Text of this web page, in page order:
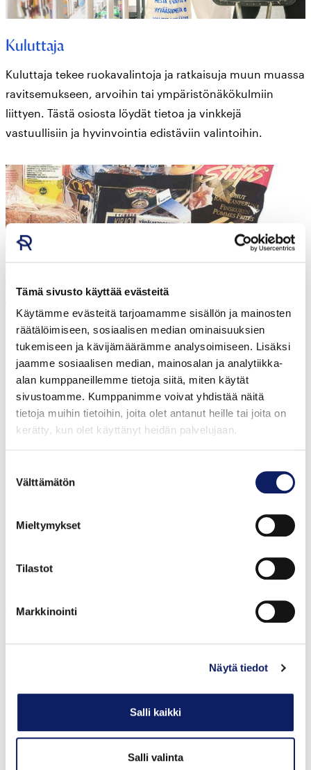
Tämä sivusto käyttää evästeitä
Käytämme evästeitä tarjoamamme sisällön ja mainosten
räätälöimiseen, sosiaalisen median ominaisuuksien
tukemiseen ja kävijämäärämme analysoimiseen. Lisäksi
jaamme sosiaalisen median, mainosalan ja analytiikka-
alan kumppaneillemme tietoja siitä, miten käytät
sivustoamme. Kumppanimme voivat yhdistää näitä
tietoja muihin tietoihin, joita olet antanut heille tai joita on
kerätty, kun olet käyttänyt heidän palvelujaan.
valinta
Välttämätön
Mieltymykset
Tilastot
Markkinointi
Näytä tiedot
Salli kaikki
Salli valinta
Kuluttaja
Kuluttaja tekee ruokavalintoja ja ratkaisuja muun muassa
ravitsemukseen, arvoihin tai ympäristönäkökulmiin
liittyen. Tästä osiosta löydät tietoa ja vinkkejä
vastuullisiin ja hyvinvointia edistäviin valintoihin.
Hyvää Suomesta jo 30 vuotta
Suomalaisen elintarvikkeen tunnistaminen on ollut
helppoa Hyvää Suomesta -merkin avulla jo 30 vuoden
ajan. Tämän on mahdollistanut koko ruokaketjun
yhteistyö.
Vastuulliset ruokapalvelut -kehitysohjelma
Vastuulliset ruokapalvelut -kehitysohjelmassa eli
Varukkeessa pohdittiin keinoja ammattikeittiöiden